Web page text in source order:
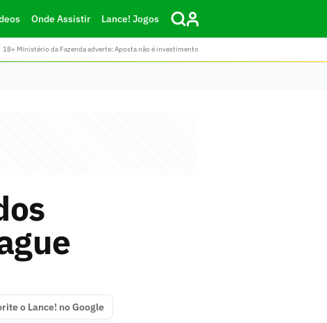
Onde Assistir Lance! Jogos
18+ Ministério da Fazenda adverte: Aposta não é investimento
o Lance! no Google